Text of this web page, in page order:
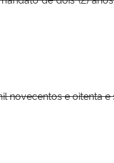
novecentos e oitenta e